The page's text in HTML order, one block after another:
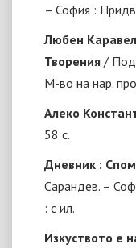
– София :
Любен
Творения / Под
М-во на нар.
Алеко
58 с.
Дневник :
Сарандев. –
: с ил.
Изкуството е